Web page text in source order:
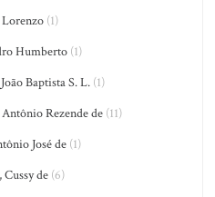
(1)
Humberto(1)
Baptista S. L.(1)
Rezende de (11)
José de (1)
de (6)